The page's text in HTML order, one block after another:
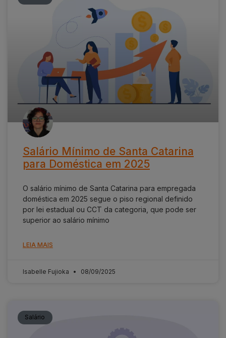
Salário Mínimo de Santa Catarina
para Doméstica em 2025
O salário mínimo de Santa Catarina para empregada
doméstica em 2025 segue o piso regional definido
por lei estadual ou CCT da categoria, que pode ser
superior ao salário mínimo
LEIA MAIS
Isabelle Fujioka 08/09/2025
Salário